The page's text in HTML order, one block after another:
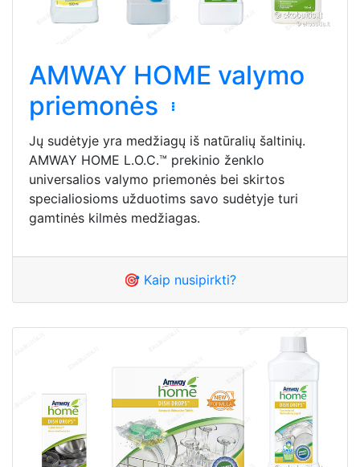
AMWAY HOME valymo
priemonės
Jų sudėtyje yra medžiagų iš natūralių šaltinių.
AMWAY HOME L.O.C.™ prekinio ženklo
universalios valymo priemonės bei skirtos
specialiosioms užduotims savo sudėtyje turi
gamtinės kilmės medžiagas.
🎯 Kaip nusipirkti?